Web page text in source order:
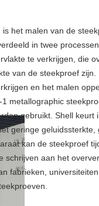
het malen van de
in twee
te verkrijgen, die
van de steekproef
en het malen
metallographic
gebruikt. Shell keurt
geringe
kan de steekproef
aan het
fabrieken,